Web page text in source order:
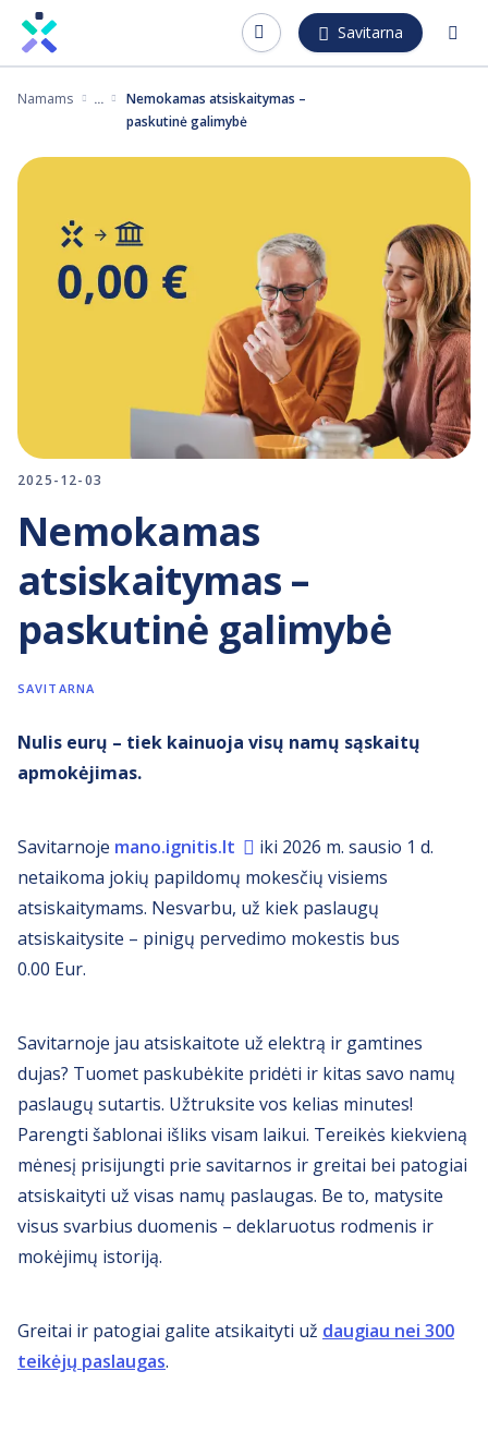
Pereiti
turinį
Savitarna
Namams
Nemokamas atsiskaitymas –
paskutinė galimybė
2025-12-03
Nemokamas
atsiskaitymas –
paskutinė galimybė
SAVITARNA
Nulis eurų – tiek kainuoja visų namų sąskaitų
apmokėjimas.
Savitarnoje mano.ignitis.lt
iki 2026 m. sausio 1 d.
netaikoma jokių papildomų mokesčių visiems
atsiskaitymams. Nesvarbu, už kiek paslaugų
atsiskaitysite – pinigų pervedimo mokestis bus
0.00 Eur.
Savitarnoje jau atsiskaitote už elektrą ir gamtines
dujas? Tuomet paskubėkite pridėti ir kitas savo namų
paslaugų sutartis. Užtruksite vos kelias minutes!
Parengti šablonai išliks visam laikui. Tereikės kiekvieną
mėnesį prisijungti prie savitarnos ir greitai bei patogiai
atsiskaityti už visas namų paslaugas. Be to, matysite
visus svarbius duomenis – deklaruotus rodmenis ir
mokėjimų istoriją.
Greitai ir patogiai galite atsikaityti už daugiau nei 300
teikėjų paslaugas.